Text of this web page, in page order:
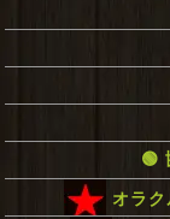
🟢
オラ